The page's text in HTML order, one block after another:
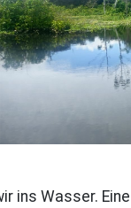
ins Wasser.